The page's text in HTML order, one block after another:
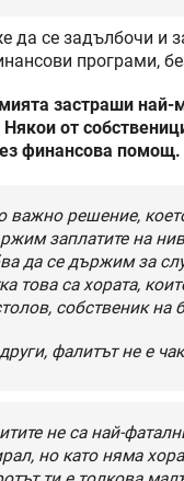
да се задълбочи и
програми,
застраши най-
от
финансова помощ.
важно решение,
заплатите на
да се държим за
това са хората,
собственик на
фалитът не е
не са най-
но като няма